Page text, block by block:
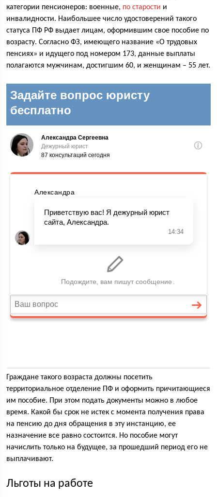
категории пенсионеров: военные, по старости и
инвалидности. Наибольшее число удостоверений такого
статуса ПФ РФ выдает лицам, оформившим свое пособие по
возрасту. Согласно ФЗ, имеющего название «О трудовых
пенсиях» и идущего под номером 173, данные выплаты
полагаются мужчинам, достигшим 60, и женщинам – 55 лет.
Граждане такого возраста должны посетить
территориальное отделение ПФ и оформить причитающиеся
им пособие. При этом подать документы можно в любое
время. Какой бы срок не истек с момента получения права
на пенсию до дня обращения в эту инстанцию, ее
назначение все равно состоится. Но пособие могут
начислить только на будущее, за прошедший период его не
выплачивают.
Льготы на работе